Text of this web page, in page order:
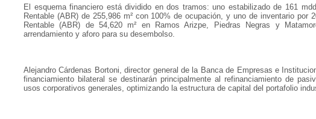
El esquema financiero está dividido en dos tramos: uno estabilizado de 161
Rentable (ABR) de 255,986 m² con 100% de ocupación, y uno de inventario por
Rentable (ABR) de 54,620 m² en Ramos Arizpe, Piedras Negras y
arrendamiento y aforo para su desembolso.
Alejandro Cárdenas Bortoni, director general de la Banca de Empresas e
financiamiento bilateral se destinarán principalmente al refinanciamiento de
usos corporativos generales, optimizando la estructura de capital del portafolio